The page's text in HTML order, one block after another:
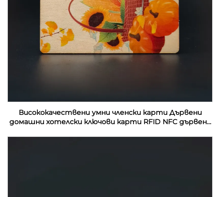
Висококачествени умни членски карти Дървени
домашни хотелски ключови карти RFID NFC дървени